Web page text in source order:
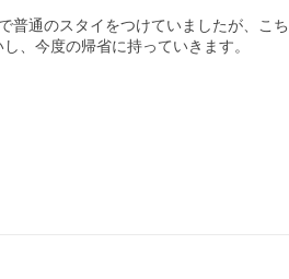
通のスタイをつけていましたが、
、今度の帰省に持っていきます。